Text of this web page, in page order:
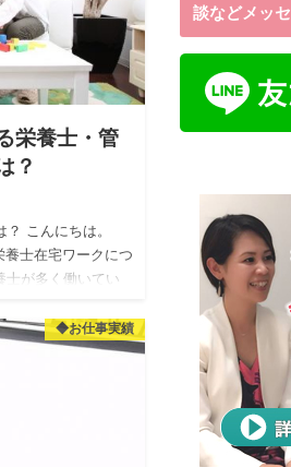
栄養士・管
？
こんにちは。
士在宅ワークにつ
が多く働いてい
◆お仕事実績
談などメッ